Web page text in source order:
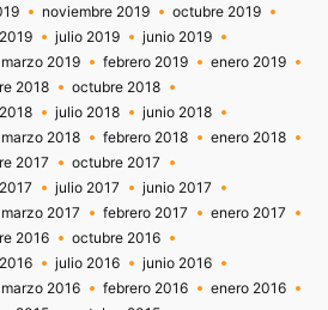
noviembre 2019
octubre 2019
julio 2019
junio 2019
marzo 2019 febrero 2019
enero 2019
2018
octubre 2018
julio 2018
junio 2018
marzo 2018 febrero 2018
enero 2018
2017
octubre 2017
julio 2017
junio 2017
marzo 2017 febrero 2017
enero 2017
2016
octubre 2016
julio 2016
junio 2016
marzo 2016 febrero 2016
enero 2016